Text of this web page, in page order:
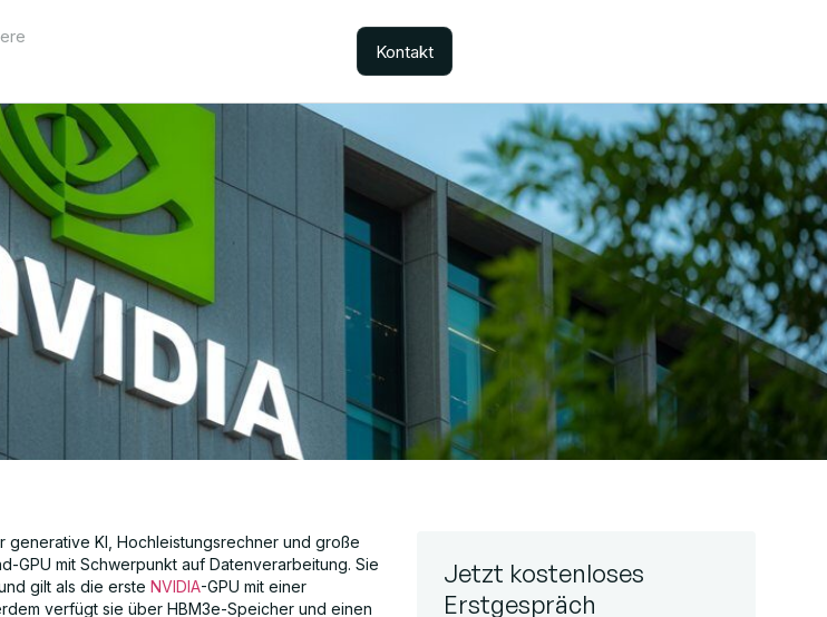
Kontakt
generative KI, Hochleistungsrechner und große
GPU mit Schwerpunkt auf Datenverarbeitung. Sie
gilt als die erste NVIDIA-GPU mit einer
verfügt sie über HBM3e-Speicher und einen
Jetzt kostenloses
Erstgespräch